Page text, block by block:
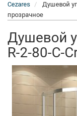
Cezares
Душевой
прозрачное
Душевой
R-2-80-C-